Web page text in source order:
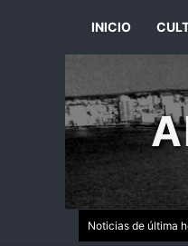
INICIO
Noticias de última